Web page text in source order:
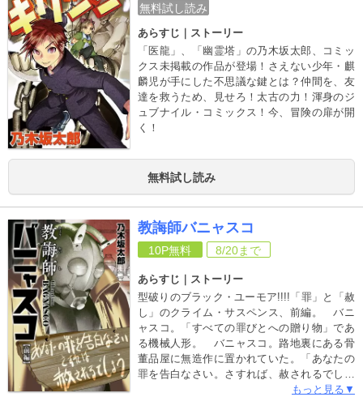
無料試し読み
あらすじ｜ストーリー
「医龍」、「幽霊塔」の乃木坂太郎、コミッ
クス未掲載の作品が登場！さえない少年・麒
麟児が手にした不思議な鍵とは？仲間を、友
達を救うため、見せろ！太古の力！渾身のジ
ュブナイル・コミックス！今、冒険の扉が開
く！
無料試し読み
教誨師バニャスコ
10P無料 8/20まで
あらすじ｜ストーリー
型破りのブラック・ユーモア!!!!「罪」と「赦
し」のクライム・サスペンス、前編。 バニ
ャスコ。「すべての罪びとへの贈り物」であ
る機械人形。 バニャスコ。路地裏にある骨
董品屋に無造作に置かれていた。「あなたの
罪を告白なさい。さすれば、赦されるでしょ
う」と書かれたボードを胸に。 バニャス
もっと見る▼